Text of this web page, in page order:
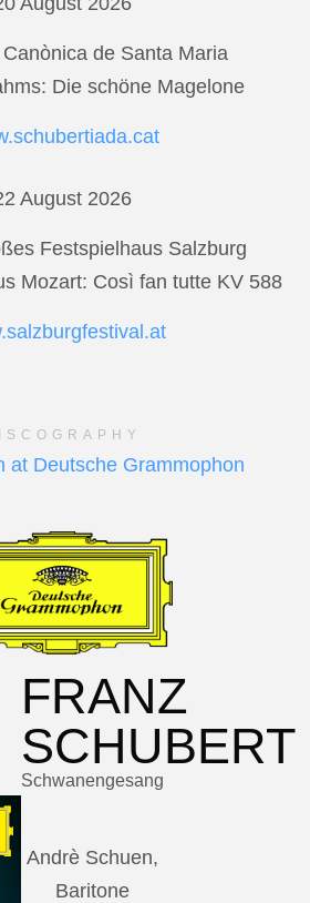
de Santa Maria
Die schöne Magelone
August 2026
Festspielhaus Salzburg
Mozart: Così fan tutte KV 588
at Deutsche Grammophon
FRANZ
SCHUBERT
Schwanengesang
Andrè Schuen,
Baritone